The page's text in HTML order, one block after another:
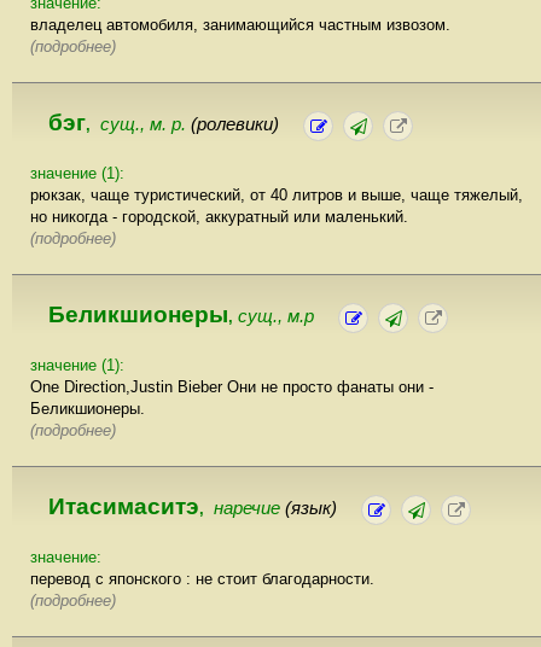
владелец автомобиля, занимающийся частным извозом.
(подробнее)
бэг, сущ., м. р. (ролевики)
значение (1):
рюкзак, чаще туристический, от 40 литров и выше, чаще тяжелый,
но никогда - городской, аккуратный или маленький.
(подробнее)
Беликшионеры, сущ., м.р
значение (1):
One Direction,Justin Bieber Они не просто фанаты они -
Беликшионеры.
(подробнее)
Итасимаситэ, наречие (язык)
значение:
перевод с японского : не стоит благодарности.
(подробнее)